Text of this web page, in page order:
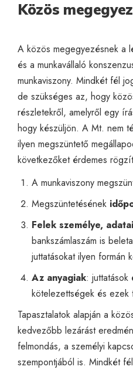
Közös
A közös megegyezésnek a
és a munkavállaló
munkaviszony. Mindkét fél
de szükséges az, hogy
részletekről, amelyről egy
hogy készüljön. A Mt. nem
ilyen megszüntető
következőket érdemes
A munkaviszony
Megszüntetésének
Felek személye, adatai
bankszámlaszám is
juttatásokat ilyen formán
Az anyagiak: juttatások
kötelezettségek és ezek
Tapasztalatok alapján a
kedvezőbb lezárást
felmondás, a személyi
szempontjából is. Mindkét